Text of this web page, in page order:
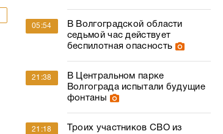
05:54
В Волгоградской области
седьмой час действует
беспилотная опасность
21:38
В Центральном парке
Волгограда испытали будущие
фонтаны
21:18
Троих участников СВО из